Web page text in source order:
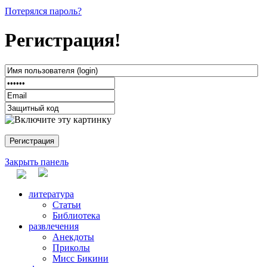
Потерялся пароль?
Регистрация!
Закрыть панель
литература
Статьи
Библиотека
развлечения
Анекдоты
Приколы
Мисс Бикини